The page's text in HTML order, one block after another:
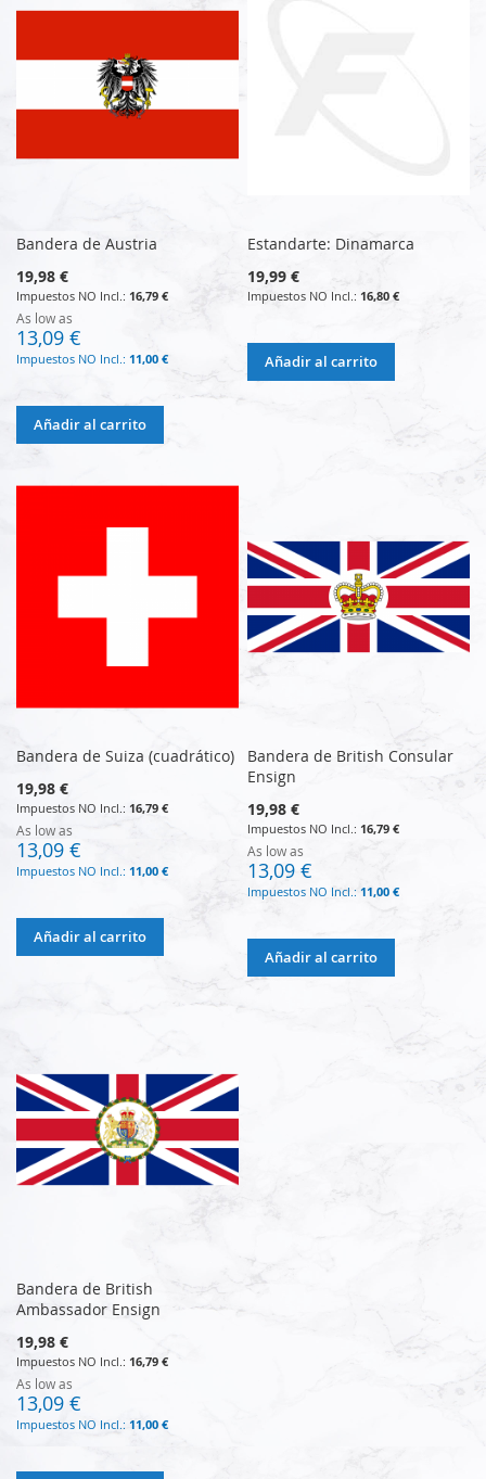
Bandera de Austria
19,98 €
16,79 €
As low as
13,09 €
11,00 €
Añadir al carrito
Estandarte: Dinamarca
19,99 €
16,80 €
Añadir al carrito
Bandera de Suiza (cuadrático)
19,98 €
16,79 €
As low as
13,09 €
11,00 €
Añadir al carrito
Bandera de British Consular
Ensign
19,98 €
16,79 €
As low as
13,09 €
11,00 €
Añadir al carrito
Bandera de British
Ambassador Ensign
19,98 €
16,79 €
As low as
13,09 €
11,00 €